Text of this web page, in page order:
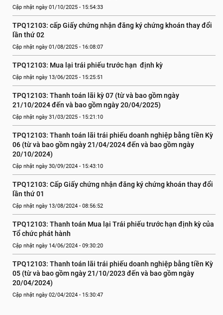
Cập nhật ngày 01/10/2025 - 15:54:33
TPQ12103: cấp Giấy chứng nhận đăng ký chứng khoán thay đổi
lần thứ 02
Cập nhật ngày 01/08/2025 - 16:08:07
TPQ12103: Mua lại trái phiếu trước hạn  định kỳ
Cập nhật ngày 13/06/2025 - 15:25:51
TPQ12103: Thanh toán lãi kỳ 07 (từ và bao gồm ngày
21/10/2024 đến và bao gồm ngày 20/04/2025)
Cập nhật ngày 31/03/2025 - 15:21:10
TPQ12103: Thanh toán lãi trái phiếu doanh nghiệp bằng tiền Kỳ
06 (từ và bao gồm ngày 21/04/2024 đến và bao gồm ngày
20/10/2024)
Cập nhật ngày 30/09/2024 - 15:43:10
TPQ12103: Cấp Giấy chứng nhận đăng ký chứng khoán thay đổi
lần thứ 01
Cập nhật ngày 13/08/2024 - 08:56:52
TPQ12103: Thanh toán Mua lại Trái phiếu trước hạn định kỳ của
Tổ chức phát hành
Cập nhật ngày 14/06/2024 - 09:30:20
TPQ12103: Thanh toán lãi trái phiếu doanh nghiệp bằng tiền Kỳ
05 (từ và bao gồm ngày 21/10/2023 đến và bao gồm ngày
20/04/2024)
Cập nhật ngày 02/04/2024 - 15:30:47